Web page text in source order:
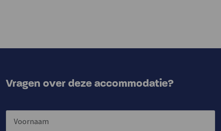
Vragen over deze accommodatie?